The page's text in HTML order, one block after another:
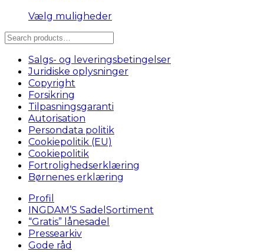
Vælg mulighederDette
varianter.
Mulighederne
på
Søg
efter:
Salgs- og leveringsbetingelser
Juridiske oplysninger
Copyright
Forsikring
Tilpasningsgaranti
Autorisation
Persondata politik
Cookiepolitik (EU)
Cookiepolitik
Fortrolighedserklæring
Børnenes erklæring
Profil
INGDAM’S SadelSortiment
“Gratis” lånesadel
Pressearkiv
Gode råd